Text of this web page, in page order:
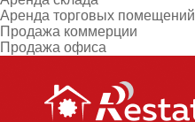
Аренда торговых помещений
Продажа коммерции
Продажа офиса